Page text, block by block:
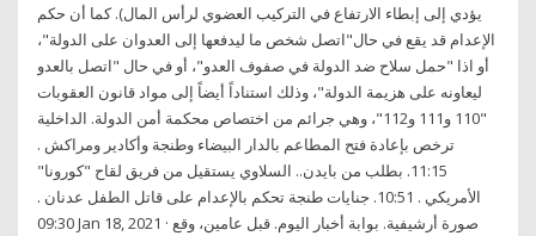
يؤدي إلى إبطاء الارتفاع في التركيب العضوي لرأس المال). كما أن حكم
الإعدام قد يقع في حال"اتصل شخص ما ليدفعها إلى العدوان على الدولة"،
أو اذا "حمل سلاح ضد الدولة في صفوف العدو"، أو في حال "اتصل بالعدو
ليعاونه على هزيمة الدولة"، وذلك استناداً أيضاً إلى مواد قانون العقوبات
"110 و111 و112"، وهي جرائم من اختصاص محكمة أمن الدولة. الداخلية
ترخص بإعادة فتح المطاعم بالدار البيضاء وطنجة وأكادير ومراكش .
11:15. بطلب من بايدن.. السلاوي يستقيل من فريق لقاح "كورونا"
الأمريكي . 10:51. جنايات طنجة تحكم بالإعدام على قاتل الطفل عدنان .
09:30 Jan 18, 2021 · صورة أرشيفية. بوابة أخبار اليوم. قبل عامين، وقع